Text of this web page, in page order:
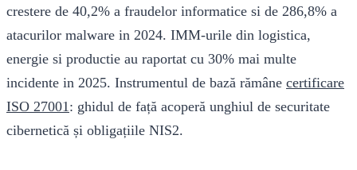
crestere de 40,2% a fraudelor informatice si de 286,8% a
atacurilor malware in 2024. IMM-urile din logistica,
energie si productie au raportat cu 30% mai multe
incidente in 2025. Instrumentul de bază rămâne certificare
ISO 27001: ghidul de față acoperă unghiul de securitate
cibernetică și obligațiile NIS2.